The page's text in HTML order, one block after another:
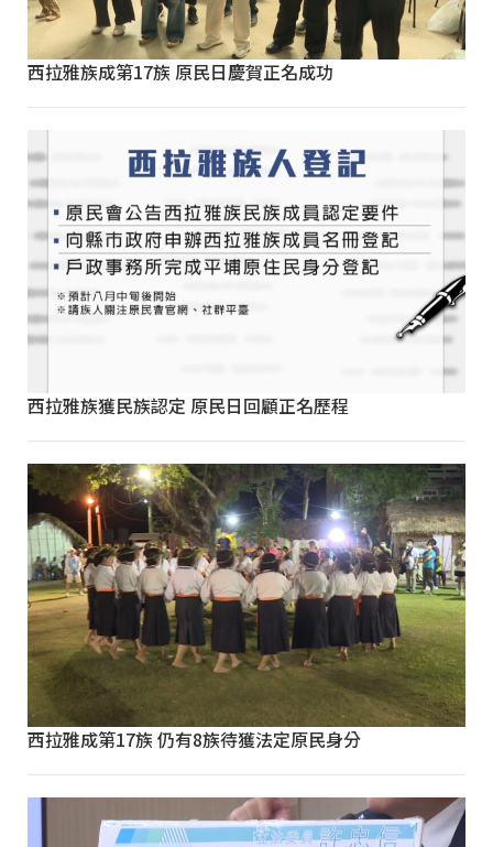
西拉雅族成第17族 原民日慶賀正名成功
西拉雅族獲民族認定 原民日回顧正名歷程
西拉雅成第17族 仍有8族待獲法定原民身分